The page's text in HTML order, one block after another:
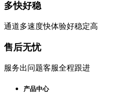
多快好稳
通道多速度快体验好稳定高
售后无忧
服务出问题客服全程跟进
产品中心